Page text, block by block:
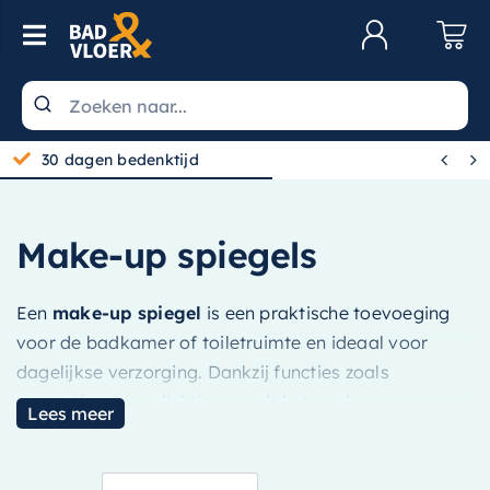
Skip to content
Toggle Navigation
Wastafels
Toiletten
Kranen
Douche
Badkamermeubels
Baden
30 dagen bedenktijd  
Make-up spiegels
Een make-up spiegel is een praktische toevoeging
voor de badkamer of toiletruimte en ideaal voor
dagelijkse verzorging. Dankzij functies zoals
vergroting en verlichting wordt het aanbrengen van
make-up en verzorgingsproducten een stuk
Lees meer